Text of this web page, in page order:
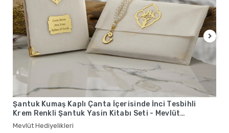
Şantuk Kumaş Kaplı Çanta İçerisinde İnci Tesbihli
Krem Renkli Şantuk Yasin Kitabı Seti - Mevlüt
Hediyelikleri
Mevlüt Hediyelikleri